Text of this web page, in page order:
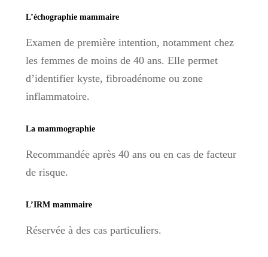
L’échographie mammaire
Examen de première intention, notamment chez
les femmes de moins de 40 ans. Elle permet
d’identifier kyste, fibroadénome ou zone
inflammatoire.
La mammographie
Recommandée après 40 ans ou en cas de facteur
de risque.
L’IRM mammaire
Réservée à des cas particuliers.